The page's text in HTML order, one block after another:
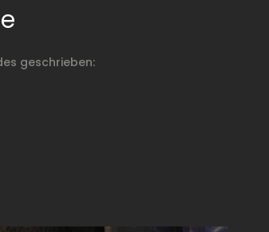
geschrieben: